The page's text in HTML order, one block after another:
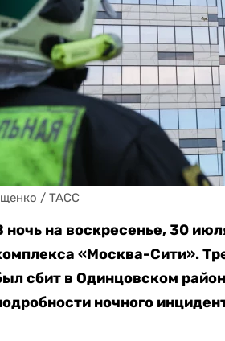
/ TACC
ночь на воскресенье, 30
«Москва-Сити».
сбит в Одинцовском
ночного